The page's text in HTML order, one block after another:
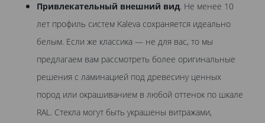
Привлекательный внешний вид. Не менее 10
лет профиль систем Kaleva сохраняется идеально
белым. Если же классика — не для вас, то мы
предлагаем вам рассмотреть более оригинальные
решения с ламинацией под древесину ценных
пород или окрашиванием в любой оттенок по шкале
RAL. Стекла могут быть украшены витражами,